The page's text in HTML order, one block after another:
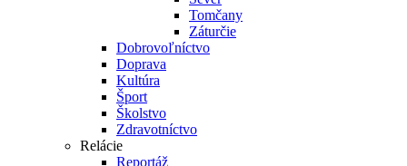
Tomčany
Záturčie
Dobrovoľníctvo
Doprava
Kultúra
Šport
Školstvo
Zdravotníctvo
Relácie
Reportáž